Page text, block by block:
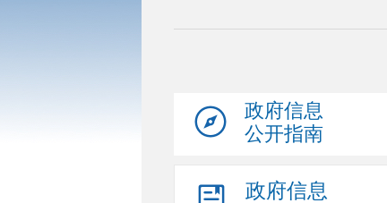
政府信息
公开指南
政府信息